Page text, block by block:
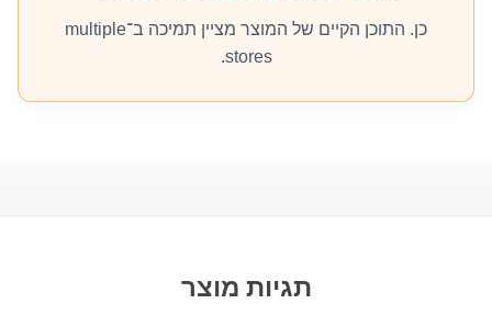
כן. התוכן הקיים של המוצר מציין תמיכה ב־multiple
stores.
תגיות מוצר